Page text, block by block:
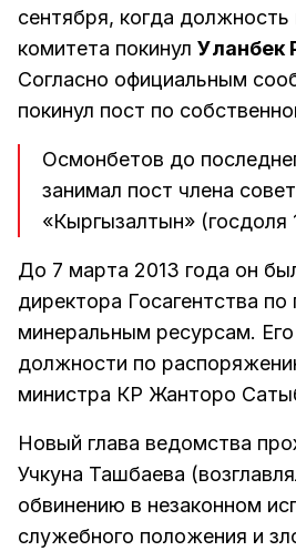
сентября, когда должность
комитета покинул Уланбек
Согласно официальным
покинул пост по
Осмонбетов до
занимал пост члена
«Кыргызалтын» (госдоля
До 7 марта 2013 года он
директора Госагентства по
минеральным ресурсам.
должности по
министра КР Жанторо
Новый глава ведомства
Учкуна Ташбаева
обвинению в незаконном
служебного положения и